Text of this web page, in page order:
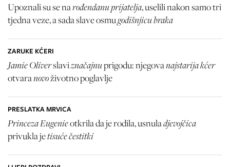
Upoznali su se narođendanu prijatelja, uselili nakon samo tri
tjedna veze, a sada slave osmugodišnjicu braka
ZARUKE KĆERI
Jamie Oliverslaviznačajnuprigodu: njegovanajstarija kćer
otvaranovoživotno poglavlje
PRESLATKA MRVICA
Princeza Eugenieotkrila da je rodila, usnuladjevojčica
privukla jetisuće čestitki